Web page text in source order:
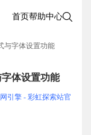
首页帮助中心
与字体设置功能
体设置功能
引擎 - 彩虹探索站官